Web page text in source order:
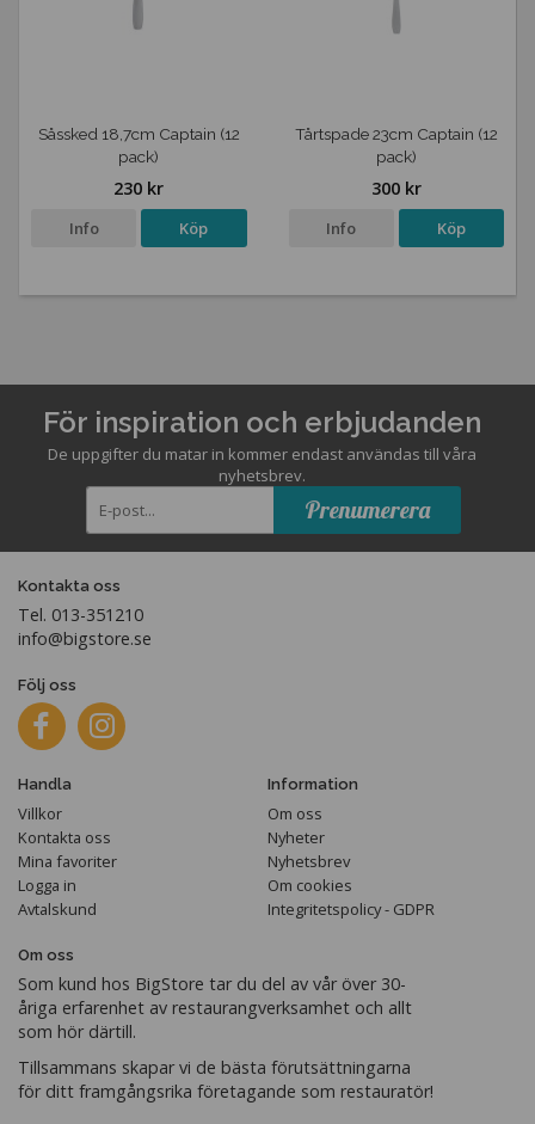
Såssked 18,7cm Captain (12
pack)
230 kr
Info Köp
Tårtspade 23cm Captain (12
pack)
300 kr
Info Köp
För inspiration och erbjudanden
De uppgifter du matar in kommer endast användas till våra
nyhetsbrev.
Prenumerera
Kontakta oss
Tel. 013-351210
info@bigstore.se
Följ oss
Handla
Villkor
Kontakta oss
Mina favoriter
Logga in
Avtalskund
Information
Om oss
Nyheter
Nyhetsbrev
Om cookies
Integritetspolicy - GDPR
Om oss
Som kund hos BigStore tar du del av vår över 30-
åriga erfarenhet av restaurangverksamhet och allt
som hör därtill.
Tillsammans skapar vi de bästa förutsättningarna
för ditt framgångsrika företagande som restauratör!